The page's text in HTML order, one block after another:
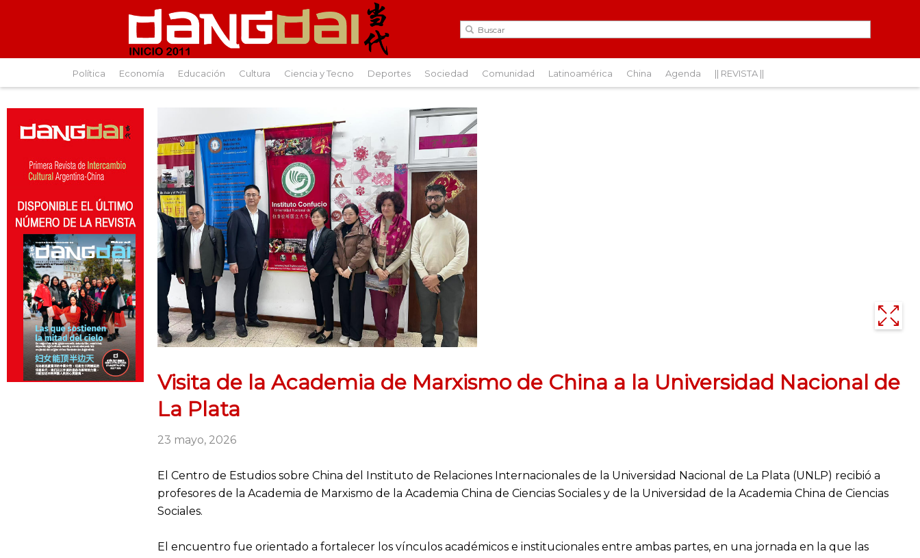
Política Economía Educación Cultura Ciencia y Tecno Deportes Sociedad Comunidad Latinoamérica China Agenda || REVISTA ||
Visita de la Academia de Marxismo de China a la Universidad Nacional de
La Plata
23 mayo, 2026
El Centro de Estudios sobre China del Instituto de Relaciones Internacionales de la Universidad Nacional de La Plata (UNLP) recibió a
profesores de la Academia de Marxismo de la Academia China de Ciencias Sociales y de la Universidad de la Academia China de Ciencias
Sociales.
El encuentro fue orientado a fortalecer los vínculos académicos e institucionales entre ambas partes, en una jornada en la que las